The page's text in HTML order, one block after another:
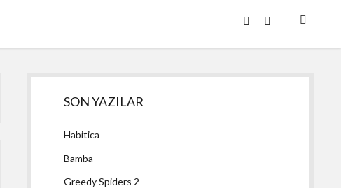
twitterfacebook
Yan
Menü
SON YAZILAR
Habitica
Bamba
Greedy Spiders 2